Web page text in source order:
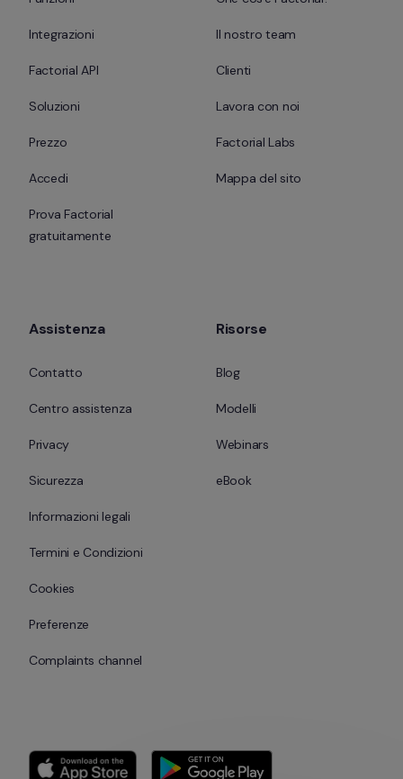
Integrazioni
Factorial API
Soluzioni
Prezzo
Accedi
Prova Factorial
gratuitamente
Il nostro team
Clienti
Lavora con noi
Factorial Labs
Mappa del sito
Assistenza
Contatto
Centro assistenza
Privacy
Sicurezza
Informazioni legali
Termini e Condizioni
Cookies
Preferenze
Complaints channel
Risorse
Blog
Modelli
Webinars
eBook